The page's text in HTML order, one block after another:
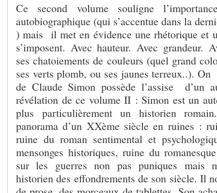
Ce second volume souligne
autobiographique (qui s’accentue dans la
) mais il met en évidence une rhétorique et
s’imposent. Avec hauteur. Avec grandeur.
ses chatoiements de couleurs (quel grand
ses verts plomb, ou ses jaunes terreux..).
de Claude Simon possède l’assise d’un
révélation de ce volume II : Simon est un
plus particulièrement un historien
panorama d’un XXème siècle en ruines :
ruine du roman sentimental et
mensonges historiques, ruine du
sur les guerres non pas puniques mais
historien des effondrements de son siècle. Il